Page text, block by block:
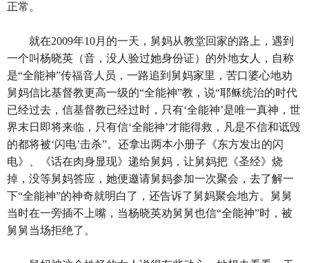
正常。
就在2009年10月的一天，舅妈从教堂回家的路上，遇到
一个叫杨晓英（音，没人验过她身份证）的外地女人，自称
是“全能神”传福音人员，一路追到舅妈家里，苦口婆心地劝
舅妈信比基督教更高一级的“全能神”教，说“耶稣统治的时代
已经过去，信基督教已经过时，只有‘全能神’是唯一真神，世
界末日即将来临，只有信‘全能神’才能得救，凡是不信和诋毁
的都将被‘闪电’击杀”。还拿出两本小册子《东方发出的闪
电》、《话在肉身显现》递给舅妈，让舅妈把《圣经》烧
掉，没等舅妈答应，她便邀请舅妈参加一次聚会，去了解一
下“全能神”的神奇就明白了，还告诉了舅妈聚会地方。舅舅
当时在一旁插不上嘴，当杨晓英劝舅舅也信“全能神”时，被
舅舅当场拒绝了。